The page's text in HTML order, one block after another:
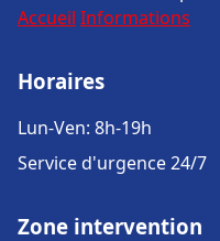
Accueil Informations
Horaires
Lun-Ven: 8h-19h
Service d'urgence 24/7
Zone intervention